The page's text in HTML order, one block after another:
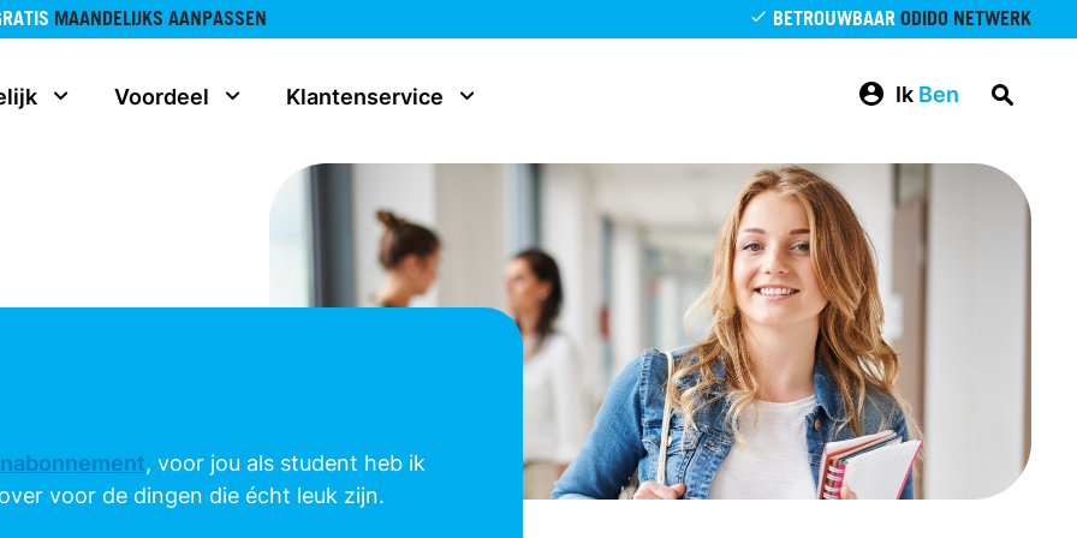
MAANDELIJKS AANPASSEN BETROUWBAAR ODIDO NETWERK
Voordeel Klantenservice Ik Ben
, voor jou als student heb ik
voor de dingen die écht leuk zijn.